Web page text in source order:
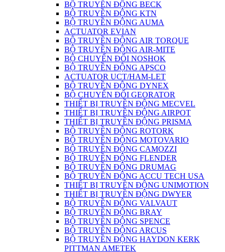
BỘ TRUYỀN ĐỘNG BECK
BỘ TRUYỀN ĐỘNG KTN
BỘ TRUYỀN ĐỘNG AUMA
ACTUATOR EVIAN
BỘ TRUYỀN ĐỘNG AIR TORQUE
BỘ TRUYỀN ĐỘNG AIR-MITE
BỘ CHUYỂN ĐỔI NOSHOK
BỘ TRUYỀN ĐỘNG APSCO
ACTUATOR UCT/HAM-LET
BỘ TRUYỀN ĐỘNG DYNEX
BỘ CHUYỂN ĐỔI GEORATOR
THIẾT BỊ TRUYỀN ĐỘNG MECVEL
THIẾT BỊ TRUYỀN ĐỘNG AIRPOT
THIẾT BỊ TRUYỀN ĐỘNG PRISMA
BỘ TRUYỀN ĐỘNG ROTORK
BỘ TRUYỀN ĐỘNG MOTOVARIO
BỘ TRUYỀN ĐỘNG CAMOZZI
BỘ TRUYỀN ĐỘNG FLENDER
BỘ TRUYỀN ĐỘNG DRUMAG
BỘ TRUYỀN ĐỘNG ACCU TECH USA
THIẾT BỊ TRUYỀN ĐỘNG UNIMOTION
THIẾT BỊ TRUYỀN ĐỘNG DWYER
BỘ TRUYỀN ĐỘNG VALVAUT
BỘ TRUYỀN ĐỘNG BRAY
BỘ TRUYỀN ĐỘNG SPENCE
BỘ TRUYỀN ĐỘNG ARCUS
BỘ TRUYỀN ĐỘNG HAYDON KERK
PITTMAN AMETEK